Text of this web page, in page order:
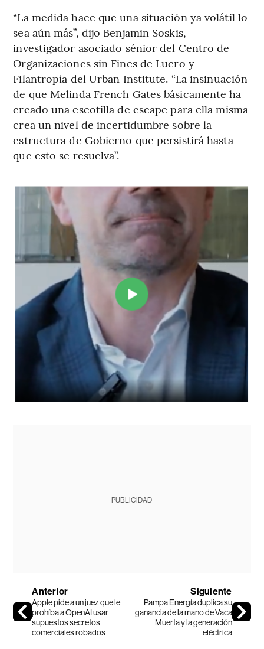
“La medida hace que una situación ya volátil lo
sea aún más”, dijo Benjamin Soskis,
investigador asociado sénior del Centro de
Organizaciones sin Fines de Lucro y
Filantropía del Urban Institute. “La insinuación
de que Melinda French Gates básicamente ha
creado una escotilla de escape para ella misma
crea un nivel de incertidumbre sobre la
estructura de Gobierno que persistirá hasta
que esto se resuelva”.
PUBLICIDAD
Anterior
Apple pide a un juez que le
prohíba a OpenAI usar
supuestos secretos
comerciales robados
Siguiente
Pampa Energía duplica su
ganancia de la mano de Vaca
Muerta y la generación
eléctrica